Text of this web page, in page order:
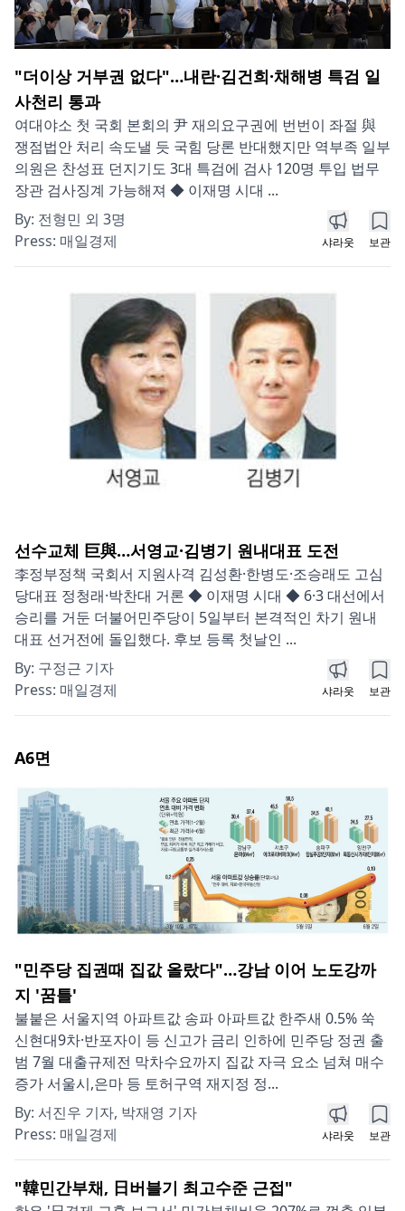
"더이상 거부권 없다"…내란·김건희·채해병 특검 일
사천리 통과
여대야소 첫 국회 본회의 尹 재의요구권에 번번이 좌절 與
쟁점법안 처리 속도낼 듯 국힘 당론 반대했지만 역부족 일부
의원은 찬성표 던지기도 3대 특검에 검사 120명 투입 법무
장관 검사징계 가능해져 ◆ 이재명 시대 ...
By: 전형민 외 3명
Press: 매일경제 샤라웃 보관
선수교체 巨與…서영교·김병기 원내대표 도전
李정부정책 국회서 지원사격 김성환·한병도·조승래도 고심
당대표 정청래·박찬대 거론 ◆ 이재명 시대 ◆ 6·3 대선에서
승리를 거둔 더불어민주당이 5일부터 본격적인 차기 원내
대표 선거전에 돌입했다. 후보 등록 첫날인 ...
By: 구정근 기자
Press: 매일경제 샤라웃 보관
A6면
"민주당 집권때 집값 올랐다"…강남 이어 노도강까
지 '꿈틀'
불붙은 서울지역 아파트값 송파 아파트값 한주새 0.5% 쑥
신현대9차·반포자이 등 신고가 금리 인하에 민주당 정권 출
범 7월 대출규제전 막차수요까지 집값 자극 요소 넘쳐 매수
증가 서울시,은마 등 토허구역 재지정 정...
By: 서진우 기자, 박재영 기자
Press: 매일경제 샤라웃 보관
"韓민간부채, 日버블기 최고수준 근접"